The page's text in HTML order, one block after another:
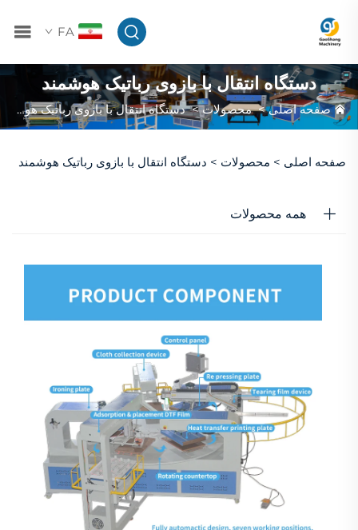
FA
دستگاه انتقال با بازوی رباتیک هوشمند
صفحه اصلی>محصولات>دستگاه انتقال با بازوی رباتیک هوشمند
صفحه اصلی > محصولات > دستگاه انتقال با بازوی رباتیک هوشمند
همه محصولات